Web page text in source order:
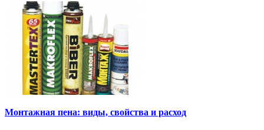
Монтажная пена: виды, свойства и расход